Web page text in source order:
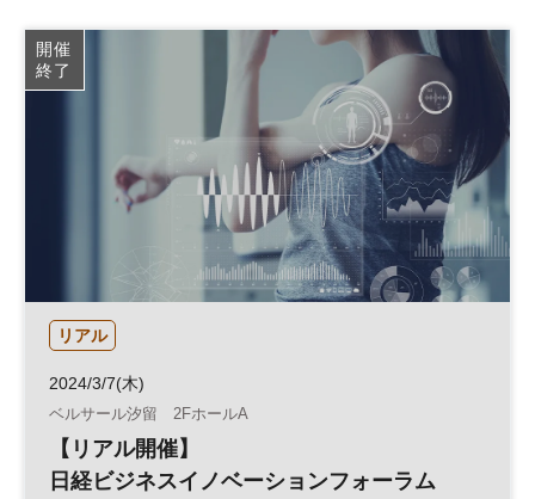
開催
終了
リアル
2024/3/7(木)
ベルサール汐留 2FホールA
【リアル開催】
日経ビジネスイノベーションフォーラム